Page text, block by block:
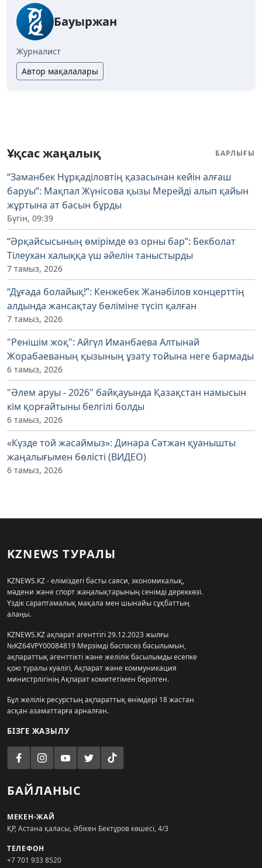
Бауыржан
Журналист
Автор мақалалары
Ұқсас жаңалық БАРЛЫҒЫ
“Заманбек Нұрқаділовтің қазасынан кейін алғаш
баруы”: Мақпал Жүнісова қызы Мерейді алып қайын
жұртына ат басын бұрды
Бүгін, 09:39
“Әрқайсысының өмірімде өз орны бар”: Бекболат
Тілеухан халыққа үш әйелін таныстырды
7 тамыз, 2026
“Дұғада болайық!”: Кенжебек Жанәбілов концерттің
алдында жансақтау бөліміне түсіп қалған
7 тамыз, 2026
"Ренішім жоқ": Айгүл Иманбаева Алтынай
Жорабаеваның қызының ұзату тойына неге бармады
6 тамыз, 2026
"Әлем аруы - 2026" байқауында Қазақстан намысын
кім қорғайтыны белгілі болды
6 тамыз, 2026
«Күзде той жасаймыз»: Динара Сәтжан қуанышты
жаңалығымен бөлісті (ВИДЕО)
6 тамыз, 2026
KZNEWS ТУРАЛЫ
KZNEWS.KZ - еліміздегі басты саяси, экономикалық,
мәдени және спорт жаңалықтарының сенімді дереккөзі.
Үздік сараптамалық мақала мен шынайы сұқбаттың
алаңы.
KZNEWS.KZ ақпарат агенттігі 29.12.2023 жылғы
№KZ64VPY00084819 Мерзімді баспасөз басылымын,
ақпараттық агенттікті және желілік басылымды есепке
қою туралы куәлігі, Ақпарат және коммуникация
министрлігінің Ақпарат комитетімен берілген.
Бұл желілік ресурстың ақпараттық өнімдері 18 жастан
асқан азаматтарға арналған.
БІЗГЕ ЖАЗЫЛУ
БАЙЛАНЫС
МЕКЕН-ЖАЙ
ҚР, Астана қаласы, Әбікен Бектұров көшесі, 4/3
ТЕЛЕФОН
+7 701 933 8520